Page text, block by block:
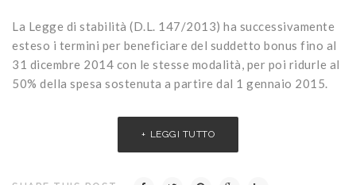
La Legge di stabilità (D.L. 147/2013) ha successivamente
esteso i termini per beneficiare del suddetto bonus fino al
31 dicembre 2014 con le stesse modalità, per poi ridurle al
50% della spesa sostenuta a partire dal 1 gennaio 2015.
LEGGI TUTTO